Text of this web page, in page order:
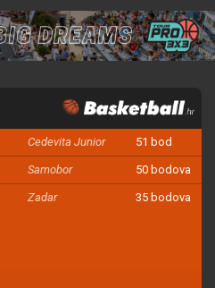
Cedevita Junior 51 bod
Samobor 50 bodova
Zadar 35 bodova